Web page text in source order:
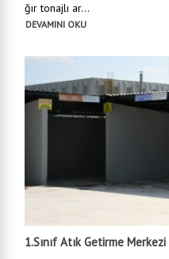
ğır tonajlı ar...
DEVAMINI OKU
1.Sınıf Atık Getirme